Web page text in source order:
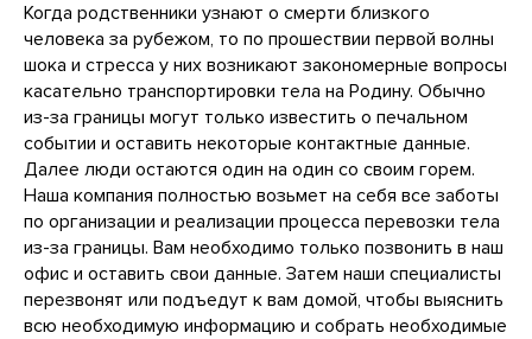
Когда родственники узнают о смерти близкого
человека за рубежом, то по прошествии первой волны
шока и стресса у них возникают закономерные вопросы
касательно транспортировки тела на Родину. Обычно
из-за границы могут только известить о печальном
событии и оставить некоторые контактные данные.
Далее люди остаются один на один со своим горем.
Наша компания полностью возьмет на себя все заботы
по организации и реализации процесса перевозки тела
из-за границы. Вам необходимо только позвонить в наш
офис и оставить свои данные. Затем наши специалисты
перезвонят или подъедут к вам домой, чтобы выяснить
всю необходимую информацию и собрать необходимые